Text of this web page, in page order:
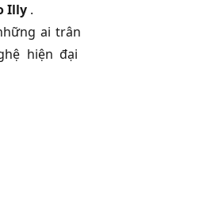
Illy .
ai trân
hiện đại